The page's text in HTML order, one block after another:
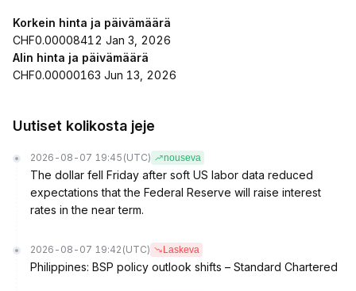
Korkein hinta ja päivämäärä
CHF0.00008412 Jan 3, 2026
Alin hinta ja päivämäärä
CHF0.00000163 Jun 13, 2026
Uutiset kolikosta jeje
2026-08-07 19:45 (UTC) nouseva
The dollar fell Friday after soft US labor data reduced
expectations that the Federal Reserve will raise interest
rates in the near term.
2026-08-07 19:42 (UTC) Laskeva
Philippines: BSP policy outlook shifts – Standard Chartered